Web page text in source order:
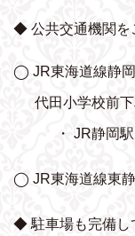
◆ 公共交通機関を
◯ JR東海道線静
代田小学校前下
・ JR静岡
◯ JR東海道線東
◆ 駐車場も完備し